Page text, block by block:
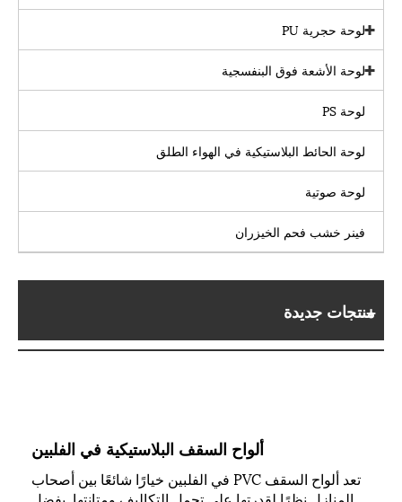
لوحة حجرية PU
لوحة الأشعة فوق البنفسجية
لوحة PS
لوحة الحائط البلاستيكية في الهواء الطلق
لوحة صوتية
فينر خشب فحم الخيزران
منتجات جديدة
ألواح السقف البلاستيكية في الفلبين
تعد ألواح السقف PVC في الفلبين خيارًا شائعًا بين أصحاب